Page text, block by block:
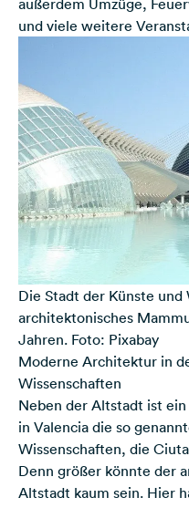
außerdem Umzüge,
und viele weitere
Die Stadt der Künste
architektonisches
Jahren. Foto: Pixabay
Moderne Architektur in
Wissenschaften
Neben der Altstadt ist
in Valencia die so
Wissenschaften, die
Denn größer könnte der
Altstadt kaum sein. Hier